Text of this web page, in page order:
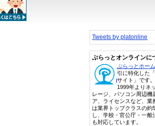
Tweets by platonline
ぷらっとオンラインに
ぷらっとホー
引に特化した
サイト」です。
1999年よりネ
レージ、パソコン周辺機
ア、ライセンスなど、業
は業界トップクラスの約
し、学校・官公庁・一
も対応しています。